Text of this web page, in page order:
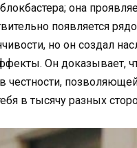
она
появляется
но он создал
Он доказывает,
честности,
в тысячу разных